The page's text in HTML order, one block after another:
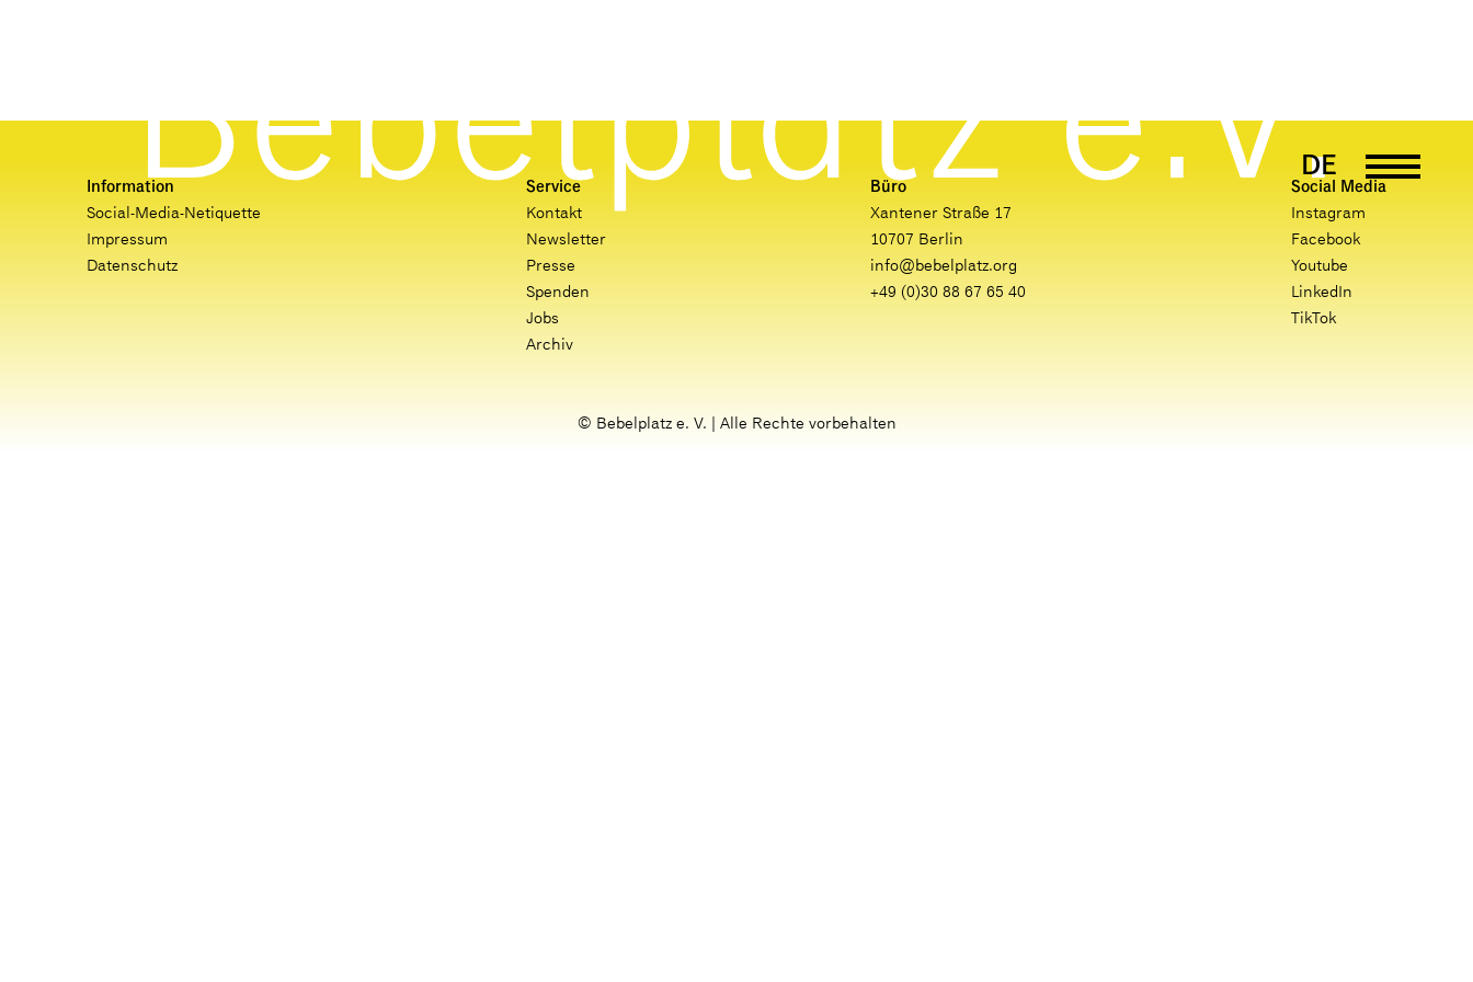
DE
EN
PT
UK
FR
Information
Social-Media-Netiquette
Impressum
Datenschutz
Service
Kontakt
Newsletter
Presse
Spenden
Jobs
Archiv
Büro
Xantener Straße 17
10707 Berlin
info@bebelplatz.org
+49 (0)30 88 67 65 40
Social Media
Instagram
Facebook
Youtube
LinkedIn
TikTok
© Bebelplatz e. V. | Alle Rechte vorbehalten